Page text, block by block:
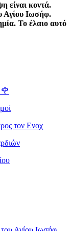
είναι κοντά.
Αγίου Ιωσήφ.
Το έλαιο αυτό
🌹
τον Ενοχ